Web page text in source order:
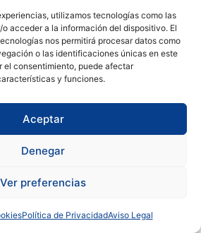
utilizamos tecnologías como las
acceder a la información del dispositivo. El
nos permitirá procesar datos como
o las identificaciones únicas en este
el consentimiento, puede afectar
y funciones.
Aceptar
Denegar
Ver preferencias
Política de PrivacidadAviso Legal
Promoció
Catalana d´Handbol. Desarrollado
porTOOOLS
de CookiesPolítica de Privacidad